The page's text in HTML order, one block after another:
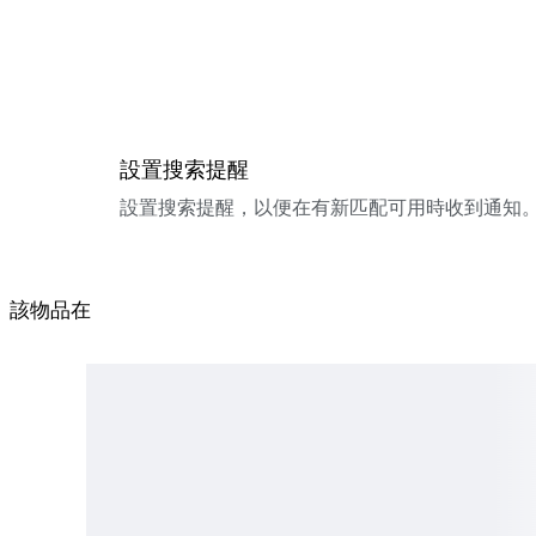
設置搜索提醒
設置搜索提醒，以便在有新匹配可用時收到通知
該物品在